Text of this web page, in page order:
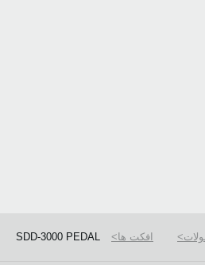
افکت ها SDD-3000 PEDAL